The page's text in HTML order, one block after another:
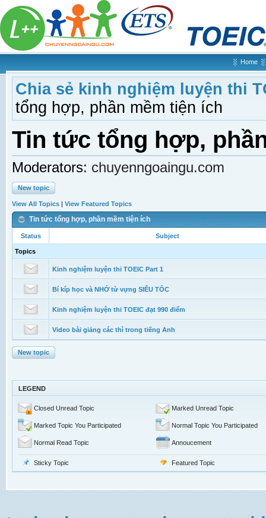
Home
Chia sẻ kinh nghiệm luyện thi
tổng hợp, phần mềm tiện ích
Tin tức tổng hợp,
Moderators: chuyenngoaingu.com
New topic
View All Topics | View Featured Topics
Tin tức tổng hợp, phần mềm tiện ích
Status Subject
Topics
Kinh nghiệm luyện thi TOEIC Part 1
Bí kíp học và NHỚ từ vựng SIÊU TỐC
Kinh nghiệm luyện thi TOEIC đạt 990 điểm
Video bài giảng các thì trong tiếng Anh
New topic
LEGEND
Closed Unread Topic Marked Unread Topic
Marked Topic You Participated Normal Topic You Participated
Normal Read Topic Annoucement
Sticky Topic Featured Topic